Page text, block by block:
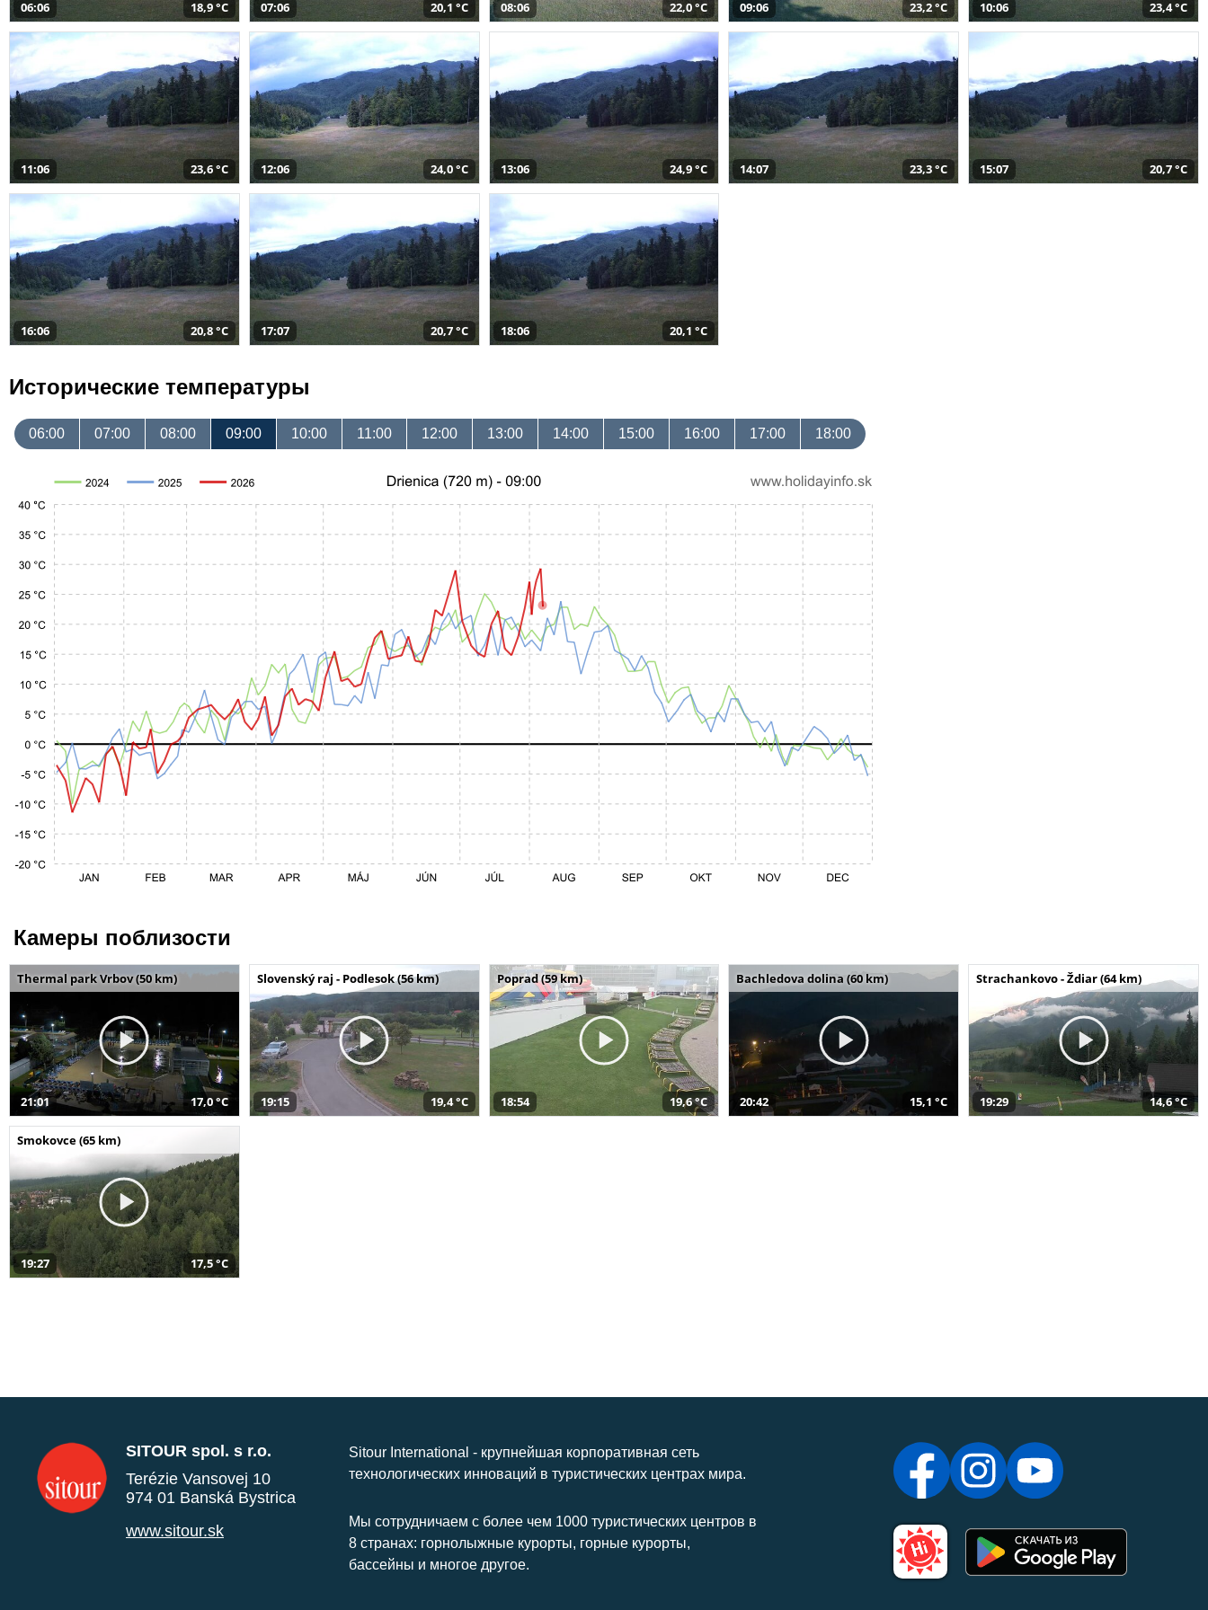
06:06 18,9 °C 07:06 20,1 °C 08:06 22,0 °C 09:06 23,2 °C 10:06 23,4 °C
11:06 23,6 °C 12:06 24,0 °C 13:06 24,9 °C 14:07 23,3 °C 15:07 20,7 °C
16:06 20,8 °C 17:07 20,7 °C 18:06 20,1 °C
Исторические температуры
06:00 07:00 08:00 09:00 10:00 11:00 12:00 13:00 14:00 15:00 16:00 17:00 18:00
Камеры поблизости
Thermal park Vrbov (50 km)
21:01 17,0 °C
Slovenský raj - Podlesok (56 km)
19:15 19,4 °C
Poprad (59 km)
18:54 19,6 °C
Bachledova dolina (60 km)
20:42 15,1 °C
Strachankovo - Ždiar (64 km)
19:29 14,6 °C
Smokovce (65 km)
19:27 17,5 °C
SITOUR spol. s r.o.
Terézie Vansovej 10
974 01 Banská Bystrica
www.sitour.sk
Sitour International - крупнейшая корпоративная сеть
технологических инноваций в туристических центрах мира.
Мы сотрудничаем с более чем 1000 туристических центров в
8 странах: горнолыжные курорты, горные курорты,
бассейны и многое другое.